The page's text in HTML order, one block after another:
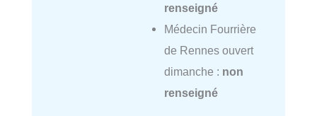
renseigné
Médecin Fourrière
de Rennes ouvert
dimanche : non
renseigné